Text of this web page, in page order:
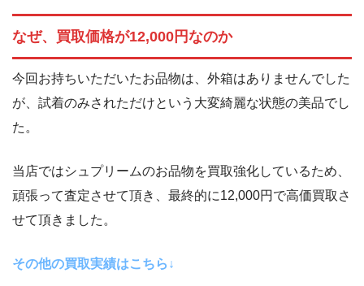
なぜ、買取価格が12,000円なのか
今回お持ちいただいたお品物は、外箱はありませんでした
が、試着のみされただけという大変綺麗な状態の美品でし
た。
当店ではシュプリームのお品物を買取強化しているため、
頑張って査定させて頂き、最終的に12,000円で高価買取さ
せて頂きました。
その他の買取実績はこちら↓